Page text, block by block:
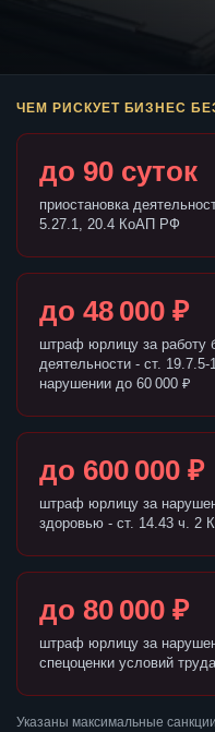
ЧЕМ РИСКУЕТ БИЗНЕС
до 90 суток
приостановка
5.27.1, 20.4 КоАП РФ
до 48 000 ₽
штраф юрлицу за работу
деятельности - ст.
нарушении до 60 000 ₽
до 600 000 ₽
штраф юрлицу за
здоровью - ст. 14.43 ч. 2
до 80 000 ₽
штраф юрлицу за
спецоценки условий
Указаны максимальные